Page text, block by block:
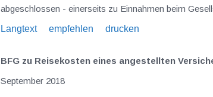
abgeschlossen - einerseits zu Einnahmen beim
Langtext
empfehlen drucken
BFG zu Reisekosten eines angestellten
September 2018